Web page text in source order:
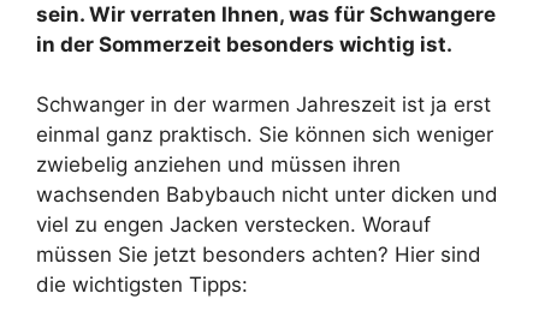
sein. Wir verraten Ihnen, was für Schwangere
in der Sommerzeit besonders wichtig ist.
Schwanger in der warmen Jahreszeit ist ja erst
einmal ganz praktisch. Sie können sich weniger
zwiebelig anziehen und müssen ihren
wachsenden Babybauch nicht unter dicken und
viel zu engen Jacken verstecken. Worauf
müssen Sie jetzt besonders achten? Hier sind
die wichtigsten Tipps: